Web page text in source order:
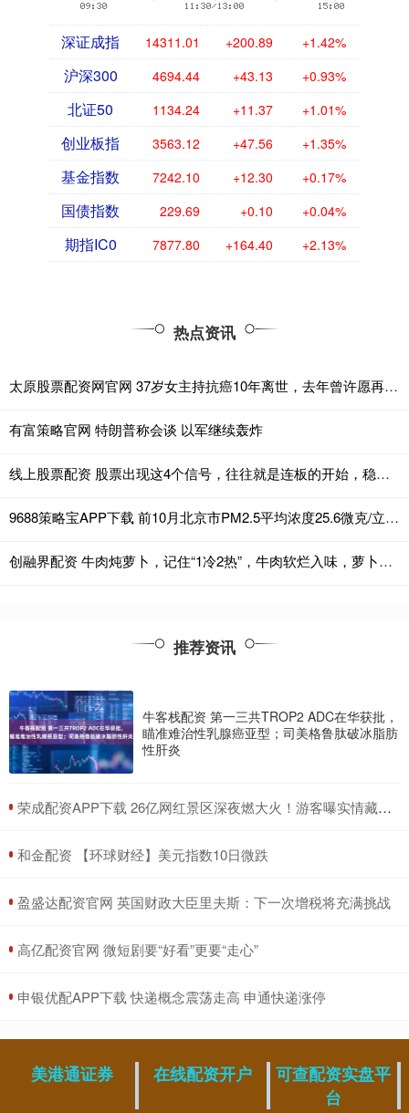
深证成指 14311.01 +200.89 +1.42%
沪深300 4694.44 +43.13 +0.93%
北证50 1134.24 +11.37 +1.01%
创业板指 3563.12 +47.56 +1.35%
基金指数 7242.10 +12.30 +0.17%
国债指数 229.69 +0.10 +0.04%
期指IC0 7877.80 +164.40 +2.13%
热点资讯
太原股票配资网官网 37岁女主持抗癌10年离世，去年曾许愿再活5年，讣告看哭网友
有富策略官网 特朗普称会谈 以军继续轰炸
线上股票配资 股票出现这4个信号，往往就是连板的开始，稳捉二波连板主升浪！
9688策略宝APP下载 前10月北京市PM2.5平均浓度25.6微克/立方米
创融界配资 牛肉炖萝卜，记住“1冷2热”，牛肉软烂入味，萝卜晶莹剔透，好吃
推荐资讯
牛客栈配资 第一三共TROP2 ADC在华获批，
瞄准难治性乳腺癌亚型；司美格鲁肽破冰脂肪
性肝炎
​荣成配资APP下载 26亿网红景区深夜燃大火！游客曝实情藏关联，更多内情藏不住了！
​和金配资 【环球财经】美元指数10日微跌
​盈盛达配资官网 英国财政大臣里夫斯：下一次增税将充满挑战
​高亿配资官网 微短剧要“好看”更要“走心”
​申银优配APP下载 快递概念震荡走高 申通快递涨停
美港通证券 在线配资开户
可查配资实盘平
台